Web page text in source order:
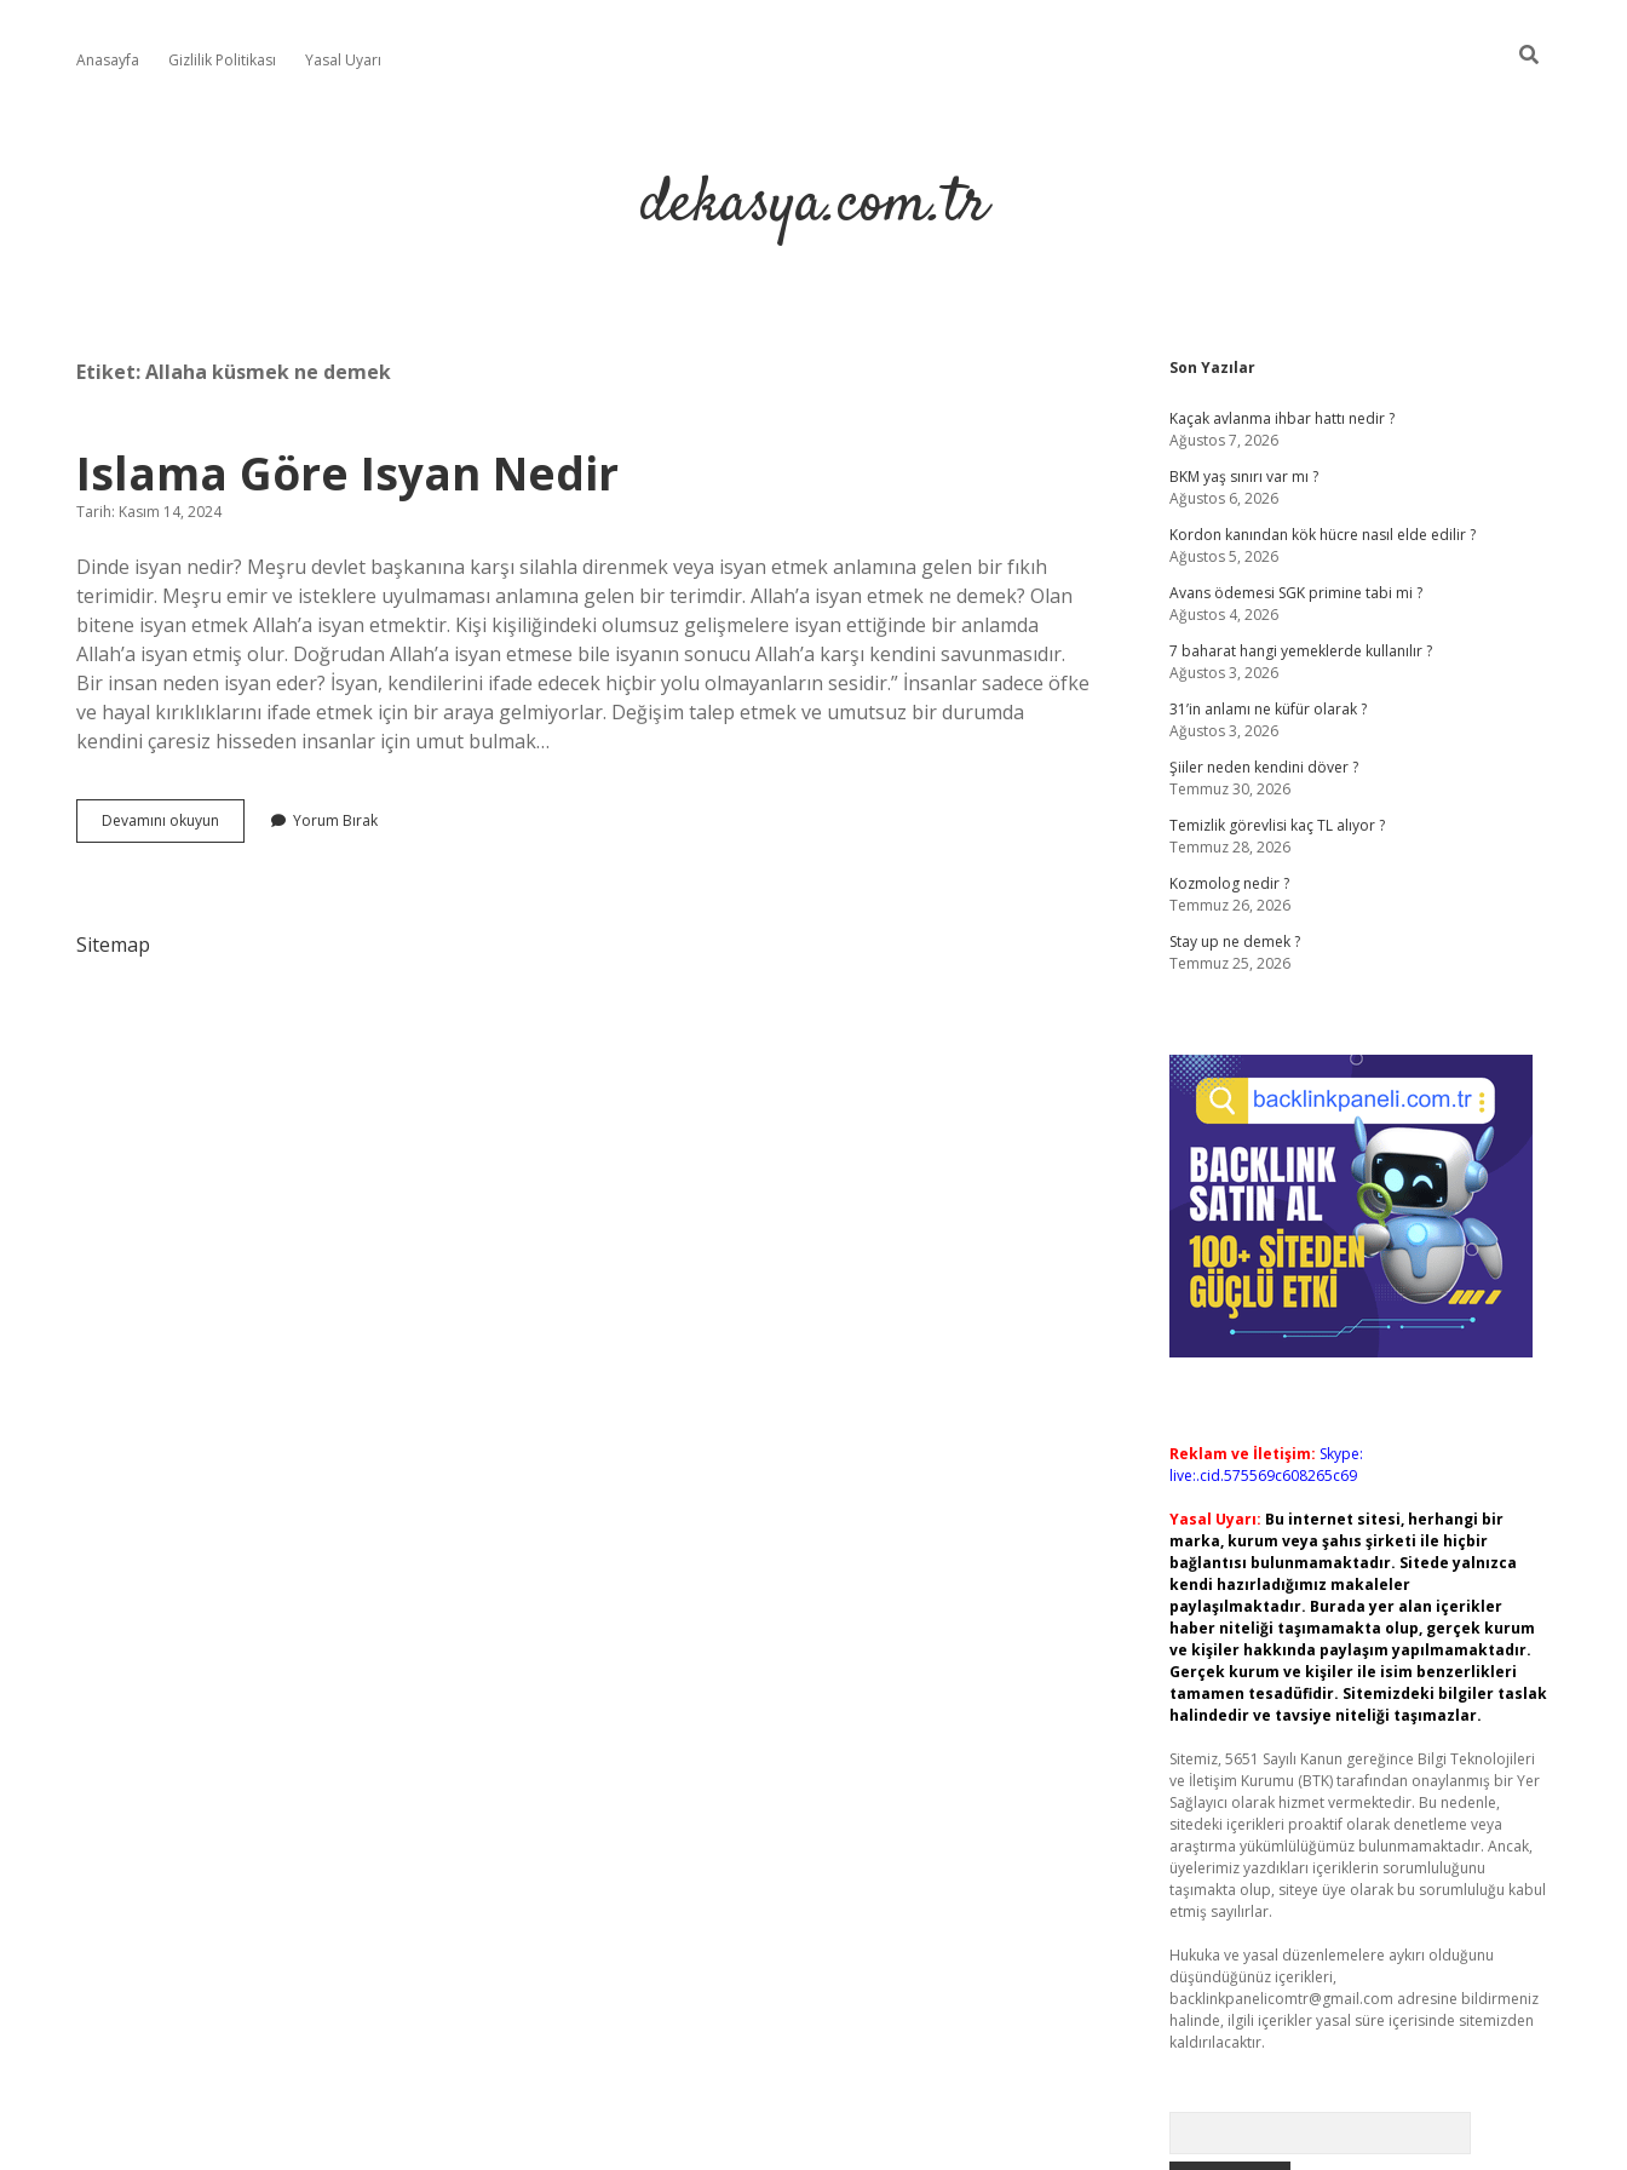
Anasayfa Gizlilik Politikası Yasal Uyarı
dekasya.com.tr
Etiket:Allaha küsmek ne demek
Islama Göre Isyan Nedir
Tarih: Kasım 14, 2024
Dinde isyan nedir? Meşru devlet başkanına karşı silahla direnmek veya isyan etmek anlamına gelen bir fıkıh
terimidir. Meşru emir ve isteklere uyulmaması anlamına gelen bir terimdir. Allah’a isyan etmek ne demek? Olan
bitene isyan etmek Allah’a isyan etmektir. Kişi kişiliğindeki olumsuz gelişmelere isyan ettiğinde bir anlamda
Allah’a isyan etmiş olur. Doğrudan Allah’a isyan etmese bile isyanın sonucu Allah’a karşı kendini savunmasıdır.
Bir insan neden isyan eder? İsyan, kendilerini ifade edecek hiçbir yolu olmayanların sesidir.” İnsanlar sadece öfke
ve hayal kırıklıklarını ifade etmek için bir araya gelmiyorlar. Değişim talep etmek ve umutsuz bir durumda
kendini çaresiz hisseden insanlar için umut bulmak…
Devamını okuyun
Göre
Yorum Bırak
Sitemap
Sidebar
Son Yazılar
Kaçak avlanma ihbar hattı nedir ?
Ağustos 7, 2026
BKM yaş sınırı var mı ?
Ağustos 6, 2026
Kordon kanından kök hücre nasıl elde edilir ?
Ağustos 5, 2026
Avans ödemesi SGK primine tabi mi ?
Ağustos 4, 2026
7 baharat hangi yemeklerde kullanılır ?
Ağustos 3, 2026
31’in anlamı ne küfür olarak ?
Ağustos 3, 2026
Şiiler neden kendini döver ?
Temmuz 30, 2026
Temizlik görevlisi kaç TL alıyor ?
Temmuz 28, 2026
Kozmolog nedir ?
Temmuz 26, 2026
Stay up ne demek ?
Temmuz 25, 2026
Reklam ve İletişim: Skype:
live:.cid.575569c608265c69
Yasal Uyarı: Bu internet sitesi, herhangi bir
marka, kurum veya şahıs şirketi ile hiçbir
bağlantısı bulunmamaktadır. Sitede yalnızca
kendi hazırladığımız makaleler
paylaşılmaktadır. Burada yer alan içerikler
haber niteliği taşımamakta olup, gerçek kurum
ve kişiler hakkında paylaşım yapılmamaktadır.
Gerçek kurum ve kişiler ile isim benzerlikleri
tamamen tesadüfidir. Sitemizdeki bilgiler taslak
halindedir ve tavsiye niteliği taşımazlar.
Sitemiz, 5651 Sayılı Kanun gereğince Bilgi Teknolojileri
ve İletişim Kurumu (BTK) tarafından onaylanmış bir Yer
Sağlayıcı olarak hizmet vermektedir. Bu nedenle,
sitedeki içerikleri proaktif olarak denetleme veya
araştırma yükümlülüğümüz bulunmamaktadır. Ancak,
üyelerimiz yazdıkları içeriklerin sorumluluğunu
taşımakta olup, siteye üye olarak bu sorumluluğu kabul
etmiş sayılırlar.
Hukuka ve yasal düzenlemelere aykırı olduğunu
düşündüğünüz içerikleri,
backlinkpanelicomtr@gmail.com adresine bildirmeniz
halinde, ilgili içerikler yasal süre içerisinde sitemizden
kaldırılacaktır.
betexper giriş